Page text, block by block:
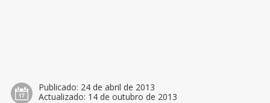
Publicado: 24 de abril de 2013
Actualizado: 14 de outubro de 2013